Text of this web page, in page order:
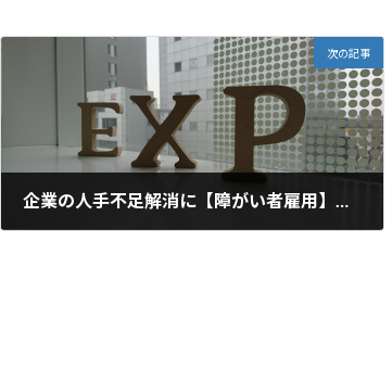
次の記事
企業の人手不足解消に【障がい者雇用】のすすめ